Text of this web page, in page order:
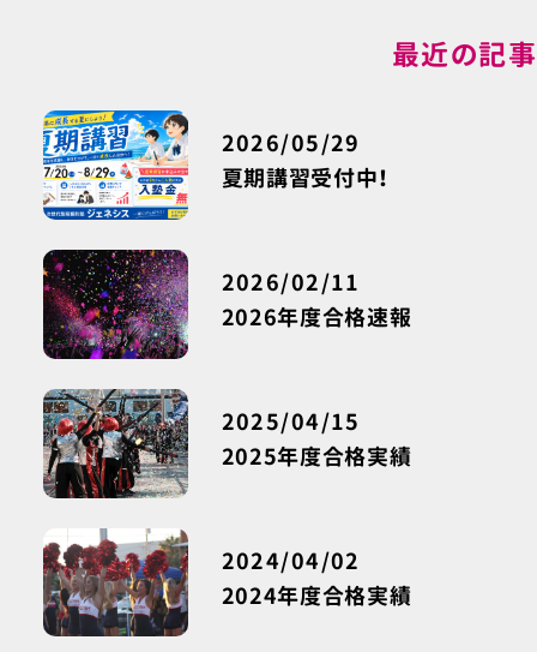
最近の記事
夏期講習受付中！
2026/05/29
2026年度合格速報
2026/02/11
2025年度合格実績
2025/04/15
2024年度合格実績
2024/04/02